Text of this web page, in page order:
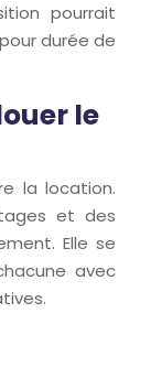
pourrait
durée de
le
la location.
et des
Elle se
avec